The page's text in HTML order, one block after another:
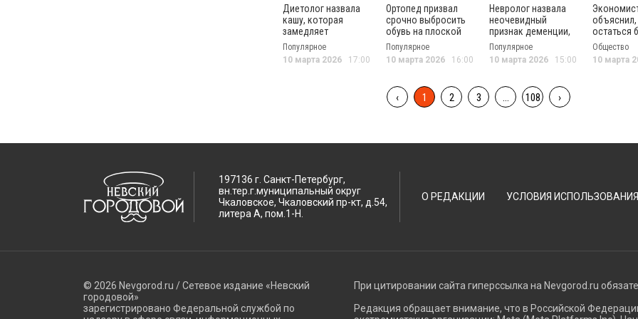
Диетолог назвала
кашу, которая
замедляет
старение лучше
дорогих кремов
Популярное
10 марта 2026 17:00
Ортопед призвал
срочно выбросить
обувь на плоской
подошве
Популярное
10 марта 2026 16:00
Невролог назвала
неочевидный
признак деменции,
который видно за
10 лет
Популярное
10 марта 2026 15:00
объяснил,
остаться
пенсии в
Общество
10 марта
‹ 1 2 3 ... 108 ›
197136 г. Санкт-Петербург,
вн.тер.г.муниципальный округ
Чкаловское, Чкаловский пр-кт, д.54,
литера А, пом.1-Н.
О РЕДАКЦИИ УСЛОВИЯ ИСПОЛЬЗОВАНИЯ
© 2026 Nevgorod.ru / Сетевое издание «Невский
городовой»
зарегистрировано Федеральной службой по
При цитировании сайта гиперссылка на Nevgorod.ru
Редакция обращает внимание, что в Российской